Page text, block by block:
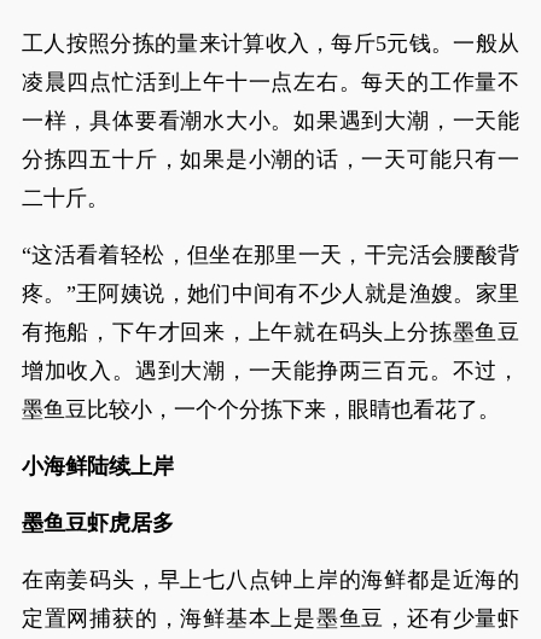
工人按照分拣的量来计算收入，每斤5元钱。一般从
凌晨四点忙活到上午十一点左右。每天的工作量不
一样，具体要看潮水大小。如果遇到大潮，一天能
分拣四五十斤，如果是小潮的话，一天可能只有一
二十斤。
“这活看着轻松，但坐在那里一天，干完活会腰酸背
疼。”王阿姨说，她们中间有不少人就是渔嫂。家里
有拖船，下午才回来，上午就在码头上分拣墨鱼豆
增加收入。遇到大潮，一天能挣两三百元。不过，
墨鱼豆比较小，一个个分拣下来，眼睛也看花了。
小海鲜陆续上岸
墨鱼豆虾虎居多
在南姜码头，早上七八点钟上岸的海鲜都是近海的
定置网捕获的，海鲜基本上是墨鱼豆，还有少量虾